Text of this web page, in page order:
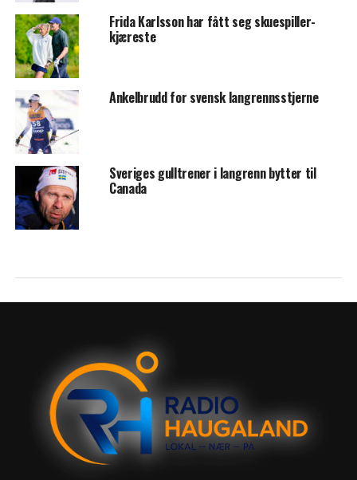
Frida Karlsson har fått seg skuespiller-
kjæreste
Ankelbrudd for svensk langrennsstjerne
Sveriges gulltrener i langrenn bytter til
Canada